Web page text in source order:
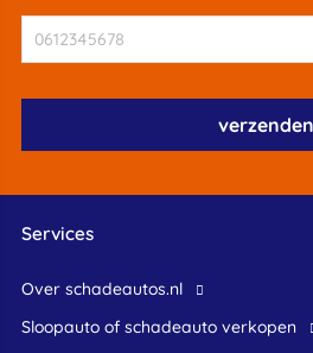
Services
Over schadeautos.nl
Sloopauto of schadeauto verkopen